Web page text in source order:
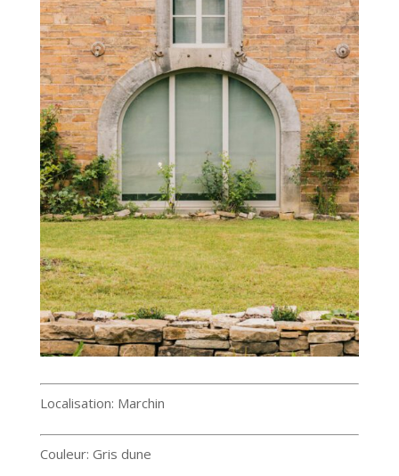
Localisation: Marchin
Couleur: Gris dune